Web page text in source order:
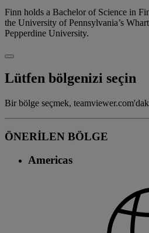
Finn holds a Bachelor of Science in
the University of Pennsylvania’s
Pepperdine University.
Lütfen bölgenizi seçin
Bir bölge seçmek,
ÖNERİLEN BÖLGE
Americas